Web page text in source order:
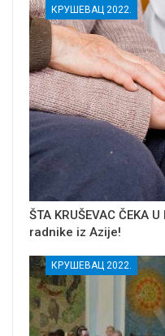
КРУШЕВАЦ 2022.
ŠTA KRUŠEVAC ČEKA
radnike iz Azije!
КРУШЕВАЦ 2022.